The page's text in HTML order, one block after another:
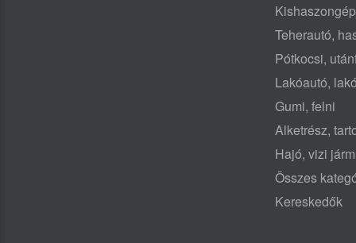
Teherautó,
Pótkocsi,
Lakóautó,
Gumi, felni
Alketrész,
Hajó, vizi
Összes
Kereskedők